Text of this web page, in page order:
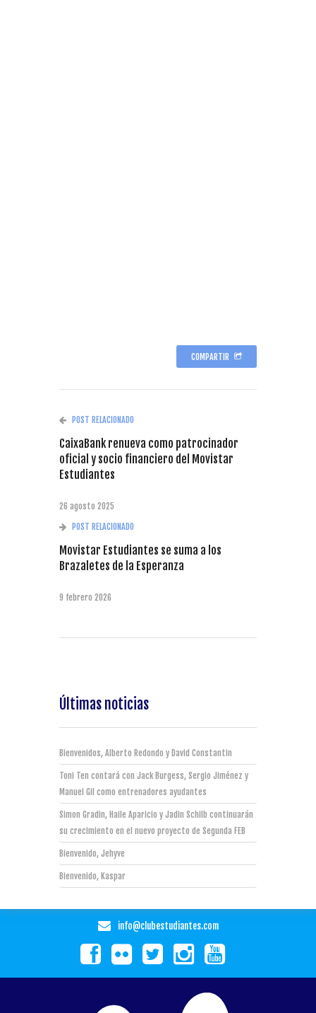
COMPARTIR
POST RELACIONADO
CaixaBank renueva como patrocinador
oficial y socio financiero del Movistar
Estudiantes
26 agosto 2025
POST RELACIONADO
Movistar Estudiantes se suma a los
Brazaletes de la Esperanza
9 febrero 2026
Últimas noticias
Bienvenidos, Alberto Redondo y David Constantin
Toni Ten contará con Jack Burgess, Sergio Jiménez y
Manuel Gil como entrenadores ayudantes
Simon Gradin, Haile Aparicio y Jadin Schilb continuarán
su crecimiento en el nuevo proyecto de Segunda FEB
Bienvenido, Jehyve
Bienvenido, Kaspar
info@clubestudiantes.com